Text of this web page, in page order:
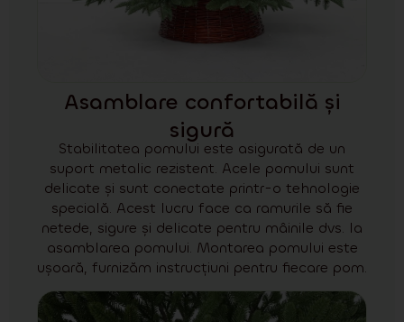
Asamblare confortabilă și
sigură
Stabilitatea pomului este asigurată de un
suport metalic rezistent. Acele pomului sunt
delicate și sunt conectate printr-o tehnologie
specială. Acest lucru face ca ramurile să fie
netede, sigure și delicate pentru mâinile dvs. la
asamblarea pomului. Montarea pomului este
ușoară, furnizăm instrucțiuni pentru fiecare pom.